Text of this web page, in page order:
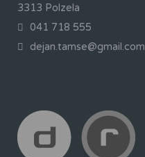
3313 Polzela
041 718 555
dejan.tamse@gmail.com